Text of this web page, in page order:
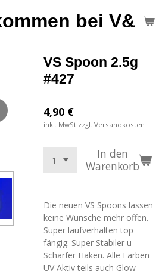
bei V&S
VS Spoon 2.5g
#427
4,90 €
inkl. MwSt zzgl. Versandkosten
In den
Warenkorb
Die neuen VS Spoons lassen
keine Wünsche mehr offen.
Super laufverhalten top
fängig. Super Stabiler u
Scharfer Haken. Alle Farben
UV Aktiv teils auch Glow